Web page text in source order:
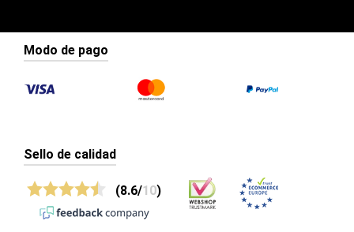
Modo de pago
Sello de calidad
(8.6/10)